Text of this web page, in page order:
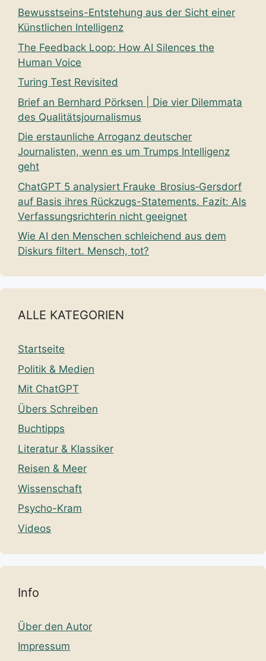
Bewusstseins-Entstehung aus der Sicht einer
Künstlichen Intelligenz
The Feedback Loop: How AI Silences the
Human Voice
Turing Test Revisited
Brief an Bernhard Pörksen | Die vier Dilemmata
des Qualitätsjournalismus
Die erstaunliche Arroganz deutscher
Journalisten, wenn es um Trumps Intelligenz
geht
ChatGPT 5 analysiert Frauke Brosius‑Gersdorf
auf Basis ihres Rückzugs-Statements. Fazit: Als
Verfassungsrichterin nicht geeignet
Wie AI den Menschen schleichend aus dem
Diskurs filtert. Mensch, tot?
ALLE KATEGORIEN
Startseite
Politik & Medien
Mit ChatGPT
Übers Schreiben
Buchtipps
Literatur & Klassiker
Reisen & Meer
Wissenschaft
Psycho-Kram
Videos
Info
Über den Autor
Impressum